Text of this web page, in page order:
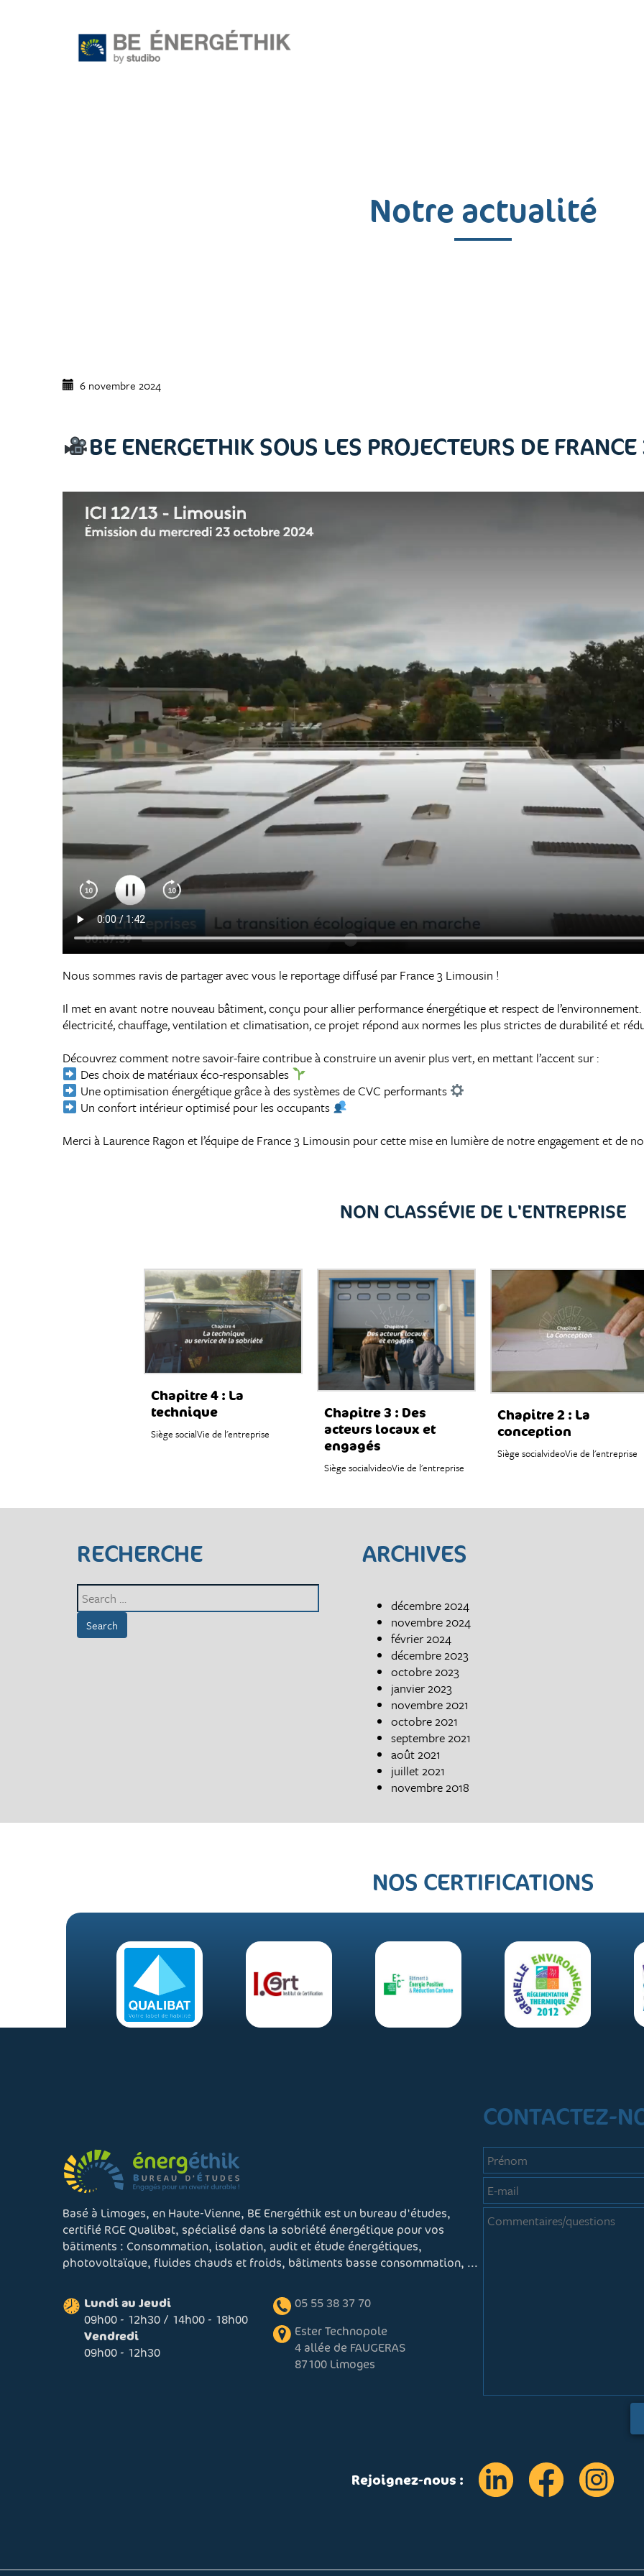
Notre actualité
6 novembre 2024
BE ENERGETHIK SOUS LES PROJECTEURS DE
Nous sommes ravis de partager avec vous le reportage diffusé par France 3 Limousin !
Il met en avant notre nouveau bâtiment, conçu pour allier performance énergétique et respect de
électricité, chauffage, ventilation et climatisation, ce projet répond aux normes les plus strictes de durabilité et
Découvrez comment notre savoir-faire contribue à construire un avenir plus vert, en mettant l’accent sur :
Des choix de matériaux éco-responsables
Une optimisation énergétique grâce à des systèmes de CVC performants
Un confort intérieur optimisé pour les occupants
Merci à Laurence Ragon et l’équipe de France 3 Limousin pour cette mise en lumière de notre engagement et de
NON CLASSÉVIE DE L'ENTREPRISE
Chapitre 4 : La
technique
Siège socialVie de l'entreprise
Chapitre 3 : Des
acteurs locaux et
engagés
Siège socialvideoVie de l'entreprise
Chapitre 2 : La
conception
Siège socialvideoVie de l'entreprise
RECHERCHE
Search
for:
ARCHIVES
décembre 2024
novembre 2024
février 2024
décembre 2023
octobre 2023
janvier 2023
novembre 2021
octobre 2021
septembre 2021
août 2021
juillet 2021
novembre 2018
NOS CERTIFICATIONS
Basé à Limoges, en Haute-Vienne, BE Energéthik est un bureau d'études,
certifié RGE Qualibat, spécialisé dans la sobriété énergétique pour vos
bâtiments : Consommation, isolation, audit et étude énergétiques,
photovoltaïque, fluides chauds et froids, bâtiments basse consommation, ...
Lundi au Jeudi
09h00 - 12h30 / 14h00 - 18h00
Vendredi
09h00 - 12h30
05 55 38 37 70
Ester Technopole
4 allée de FAUGERAS
87100 Limoges
CONTACTEZ-